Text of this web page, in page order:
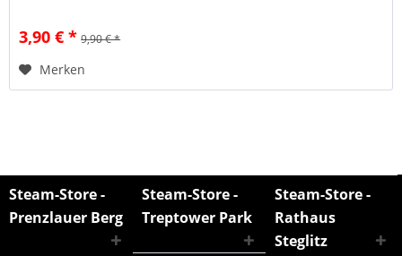
3,90 € * 9,90 € *
Merken
Steam-Store -
Prenzlauer Berg
Steam-Store -
Treptower Park
Steam-Store -
Rathaus
Steglitz